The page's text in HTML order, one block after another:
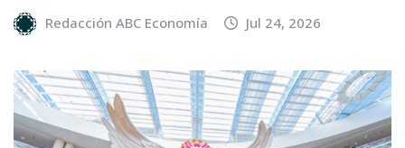
Redacción ABC Economía Jul 24, 2026